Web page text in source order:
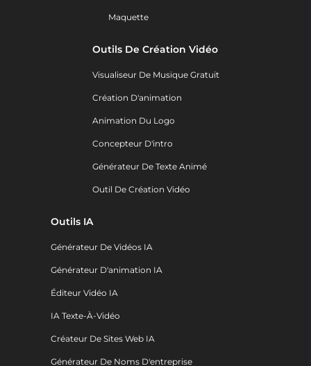
Maquette
Outils De Création Vidéo
Visualiseur De Musique Gratuit
Création D'animation
Animation Du Logo
Concepteur D'intro
Générateur De Texte Animé
Outil De Création Vidéo
Outils IA
Générateur De Vidéos IA
Générateur D'animation IA
Éditeur Vidéo IA
IA Texte-À-Vidéo
Créateur De Sites Web IA
Générateur De Noms D'entreprise